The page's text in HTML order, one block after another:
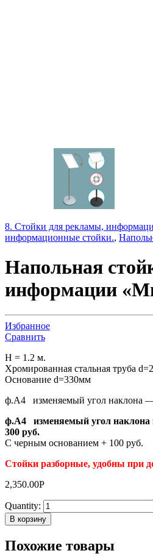
8. Стойки для рекламы,
информационные стойки.,
Напольная
информации
Избранное
Сравнить
Н = 1.2 м.
Хромированная стальная труба
Основание d=330мм
ф.А4 изменяемый угол наклона
ф.А4 изменяемый угол наклона
300 руб.
С черным основанием + 100 руб.
Стойки разборные, удобны при
2,350.00Р
Quantity:
В корзину
Похожие товары